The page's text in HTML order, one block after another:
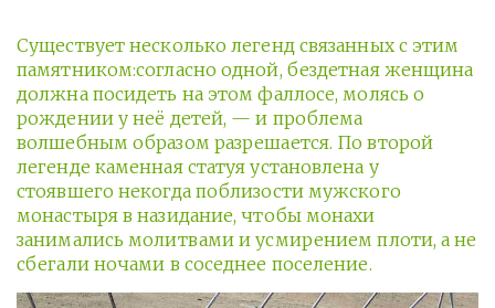
Существует несколько легенд связанных с этим
памятником:согласно одной, бездетная женщина
должна посидеть на этом фаллосе, молясь о
рождении у неё детей, — и проблема
волшебным образом разрешается. По второй
легенде каменная статуя установлена у
стоявшего некогда поблизости мужского
монастыря в назидание, чтобы монахи
занимались молитвами и усмирением плоти, а не
сбегали ночами в соседнее поселение.